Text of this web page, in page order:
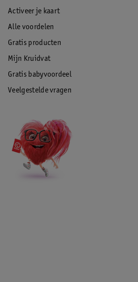
Activeer je kaart
Alle voordelen
Gratis producten
Mijn Kruidvat
Gratis babyvoordeel
Veelgestelde vragen